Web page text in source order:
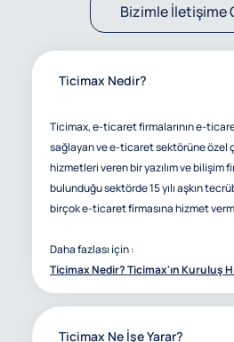
Bizimle İletişime
Ticimax Nedir?
Ticimax, e-ticaret firmalarının e-
sağlayan ve e-ticaret sektörüne özel
hizmetleri veren bir yazılım ve bilişim
bulunduğu sektörde 15 yılı aşkın
birçok e-ticaret firmasına hizmet
Daha fazlası için :
Ticimax Nedir? Ticimax'ın Kuruluş
Ticimax Ne İşe Yarar?